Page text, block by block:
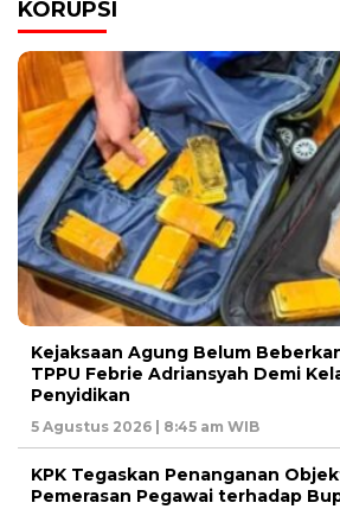
KORUPSI
Kejaksaan Agung Belum
TPPU Febrie Adriansyah Demi
Penyidikan
5 Agustus 2026 | 8:45 am WIB
KPK Tegaskan Penanganan
Pemerasan Pegawai terhadap